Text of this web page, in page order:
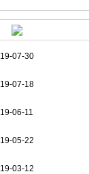
19-07-30
19-07-18
19-06-11
19-05-22
19-03-12